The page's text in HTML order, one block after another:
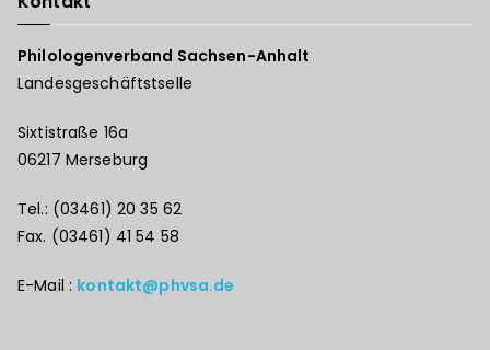
Philologenverband Sachsen-Anhalt
Landesgeschäftstselle
Sixtistraße 16a
06217 Merseburg
Tel.: (03461) 20 35 62
Fax. (03461) 41 54 58
E-Mail : kontakt@phvsa.de